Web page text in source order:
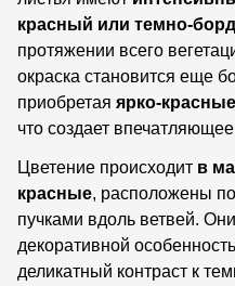
красный или темно-
протяжении всего
окраска становится еще
приобретая ярко-
что создает
Цветение происходит в
красные, расположены
пучками вдоль ветвей.
декоративной
деликатный контраст к